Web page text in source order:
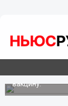
Остальным
вакцину.